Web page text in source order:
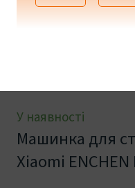
У наявності
Машинка для
Xiaomi